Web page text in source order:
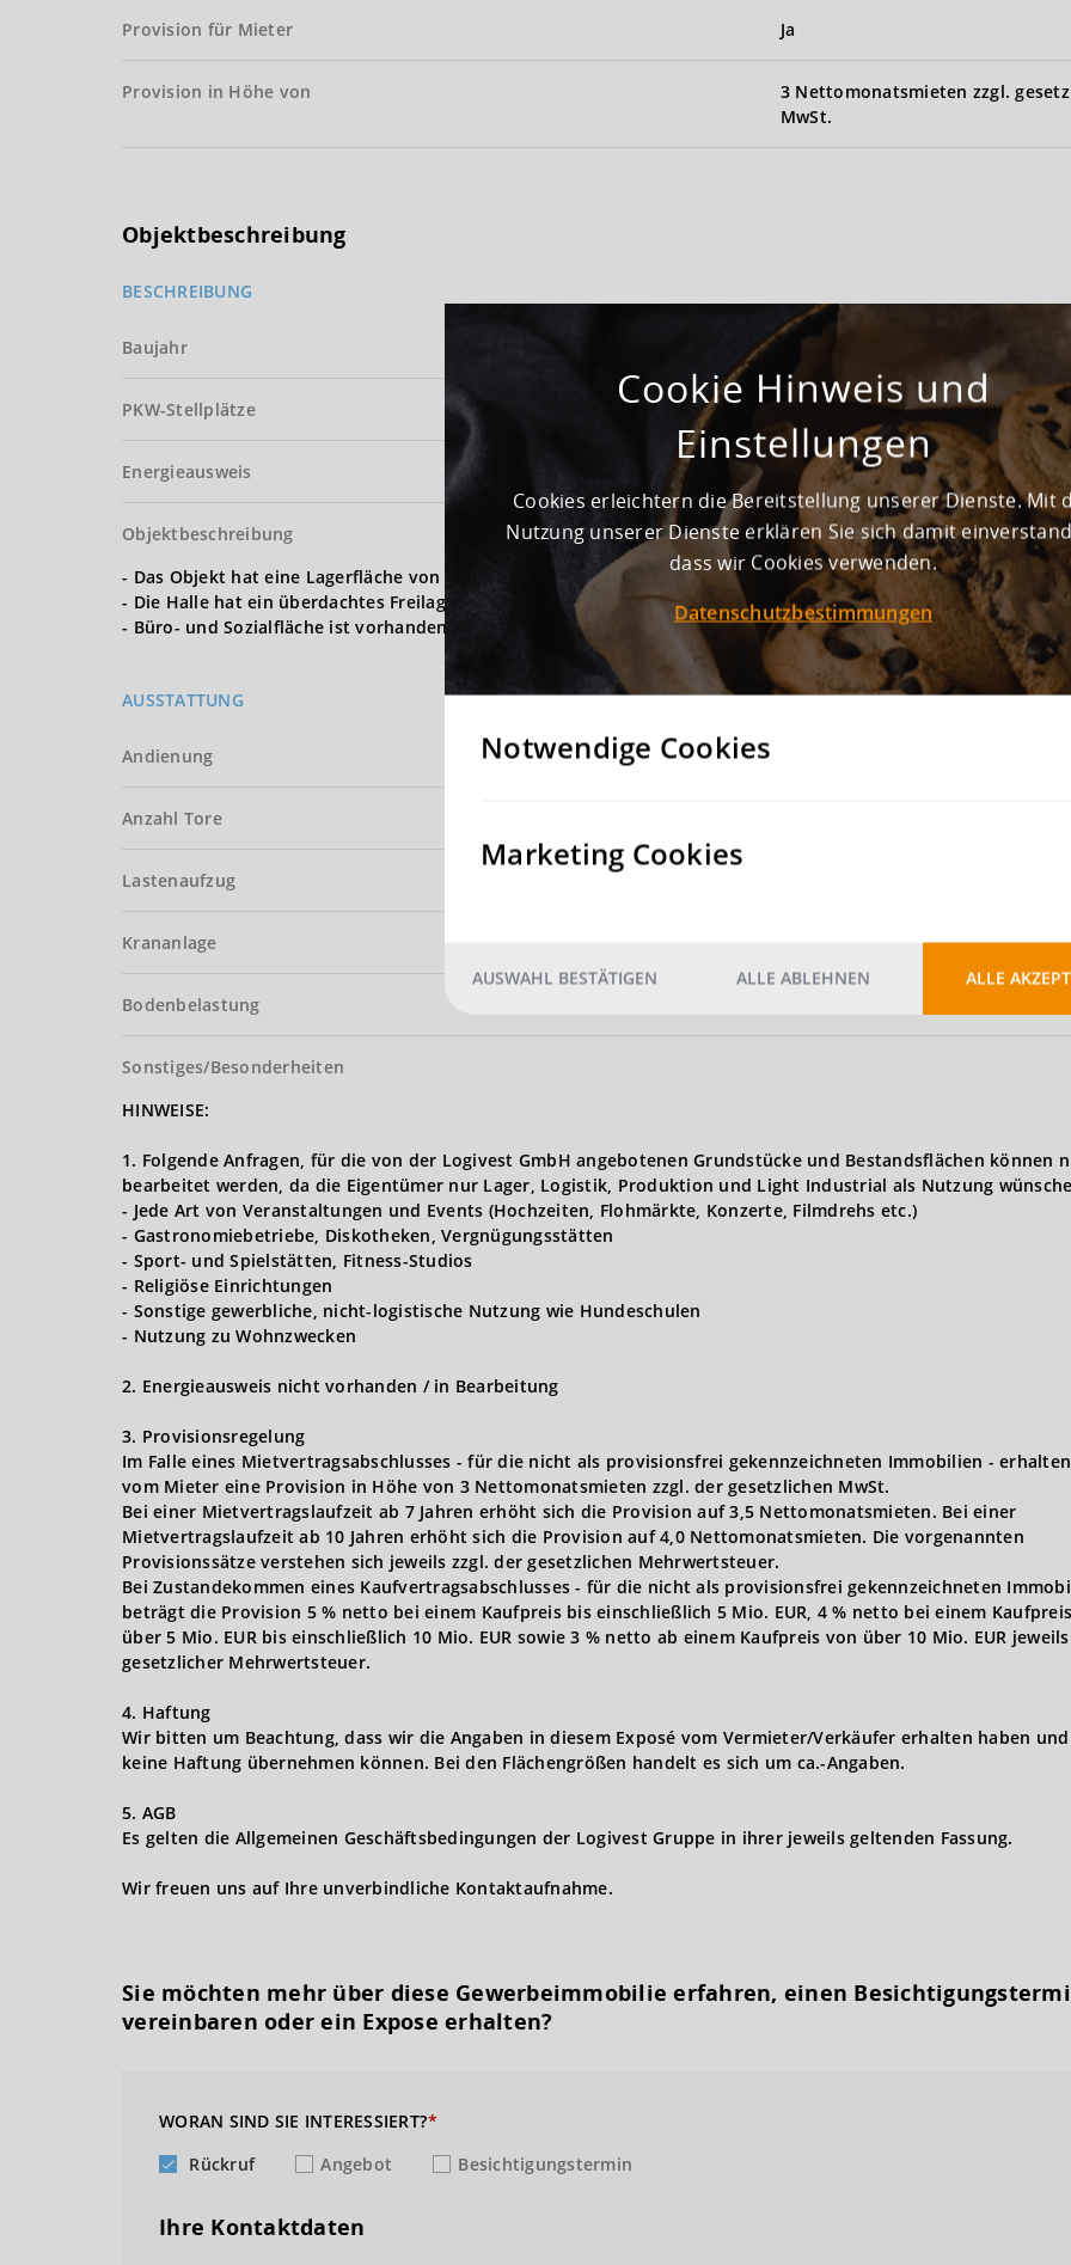
Provision für Mieter Ja
Provision in Höhe von
3 Nettomonatsmieten zzgl.
MwSt.
Objektbeschreibung
BESCHREIBUNG
Baujahr
PKW-Stellplätze 13
Energieausweis Noch nicht vorhanden
Objektbeschreibung
- Das Objekt hat eine Lagerfläche von ca. 1.500 m² und ist zur Lagerung optimal geeignet
- Die Halle hat ein überdachtes Freilager und ist komplett umfahrbar
- Büro- und Sozialfläche ist vorhanden
AUSSTATTUNG
Andienung
Anzahl Tore
Lastenaufzug
Krananlage
Bodenbelastung
Sonstiges/Besonderheiten
HINWEISE:
1. Folgende Anfragen, für die von der Logivest GmbH angebotenen Grundstücke und Bestandsflächen können
bearbeitet werden, da die Eigentümer nur Lager, Logistik, Produktion und Light Industrial als Nutzung
- Jede Art von Veranstaltungen und Events (Hochzeiten, Flohmärkte, Konzerte, Filmdrehs etc.)
- Gastronomiebetriebe, Diskotheken, Vergnügungsstätten
- Sport- und Spielstätten, Fitness-Studios
- Religiöse Einrichtungen
- Sonstige gewerbliche, nicht-logistische Nutzung wie Hundeschulen
- Nutzung zu Wohnzwecken
2. Energieausweis nicht vorhanden / in Bearbeitung
3. Provisionsregelung
Im Falle eines Mietvertragsabschlusses - für die nicht als provisionsfrei gekennzeichneten Immobilien -
vom Mieter eine Provision in Höhe von 3 Nettomonatsmieten zzgl. der gesetzlichen MwSt.
Bei einer Mietvertragslaufzeit ab 7 Jahren erhöht sich die Provision auf 3,5 Nettomonatsmieten. Bei einer
Mietvertragslaufzeit ab 10 Jahren erhöht sich die Provision auf 4,0 Nettomonatsmieten. Die vorgenannten
Provisionssätze verstehen sich jeweils zzgl. der gesetzlichen Mehrwertsteuer.
Bei Zustandekommen eines Kaufvertragsabschlusses - für die nicht als provisionsfrei gekennzeichneten
beträgt die Provision 5 % netto bei einem Kaufpreis bis einschließlich 5 Mio. EUR, 4 % netto bei einem
über 5 Mio. EUR bis einschließlich 10 Mio. EUR sowie 3 % netto ab einem Kaufpreis von über 10 Mio. EUR
gesetzlicher Mehrwertsteuer.
4. Haftung
Wir bitten um Beachtung, dass wir die Angaben in diesem Exposé vom Vermieter/Verkäufer erhalten haben
keine Haftung übernehmen können. Bei den Flächengrößen handelt es sich um ca.-Angaben.
5. AGB
Es gelten die Allgemeinen Geschäftsbedingungen der Logivest Gruppe in ihrer jeweils geltenden Fassung.
Wir freuen uns auf Ihre unverbindliche Kontaktaufnahme.
Sie möchten mehr über diese Gewerbeimmobilie erfahren, einen
vereinbaren oder ein Expose erhalten?
WORAN SIND SIE INTERESSIERT?
Rückruf
Angebot Besichtigungstermin
Ihre Kontaktdaten
Cookie Hinweis und
Einstellungen
Cookies erleichtern die Bereitstellung unserer Dienste. Mit
Nutzung unserer Dienste erklären Sie sich damit
dass wir Cookies verwenden.
Datenschutzbestimmungen
Notwendige Cookies
Marketing Cookies
AUSWAHL BESTÄTIGEN ALLE ABLEHNEN ALLE